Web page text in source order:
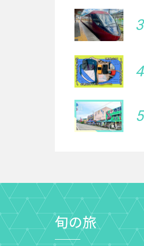
3
4
5
旬の旅